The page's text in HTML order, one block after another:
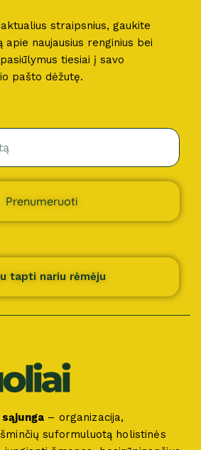
straipsnius, gaukite
apie naujausius renginius bei
tiesiai į savo
pašto dėžutę.
Prenumeruoti
tapti nariu rėmėju
– organizacija,
suformuluotą holistinės